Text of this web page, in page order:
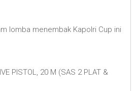
lomba menembak Kapolri Cup ini
PISTOL, 20 M (SAS 2 PLAT &